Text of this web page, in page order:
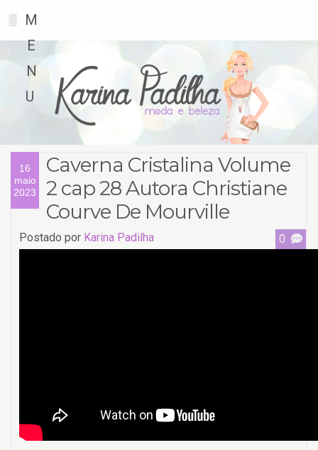
░
M
E
N
U
16
maio
2023
Caverna Cristalina Volume
2 cap 28 Autora Christiane
Courve De Mourville
Postado por Karina Padilha 0